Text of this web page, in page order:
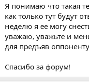
Я понимаю что такая
как только тут будут
неделю я ее могу
уважаю, уважьте и
для предъяв
Спасибо за форум!